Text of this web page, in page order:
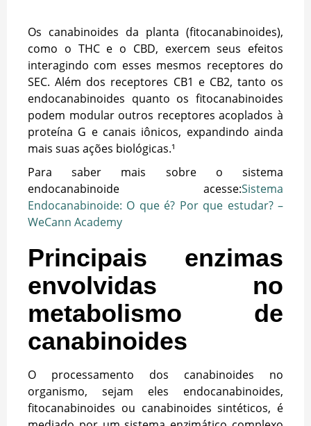
Os canabinoides da planta (fitocanabinoides),
como o THC e o CBD, exercem seus efeitos
interagindo com esses mesmos receptores do
SEC. Além dos receptores CB1 e CB2, tanto os
endocanabinoides quanto os fitocanabinoides
podem modular outros receptores acoplados à
proteína G e canais iônicos, expandindo ainda
mais suas ações biológicas.¹
Para saber mais sobre o sistema
endocanabinoide acesse:Sistema
Endocanabinoide: O que é? Por que estudar? –
WeCann Academy
Principais enzimas
envolvidas no
metabolismo de
canabinoides
O processamento dos canabinoides no
organismo, sejam eles endocanabinoides,
fitocanabinoides ou canabinoides sintéticos, é